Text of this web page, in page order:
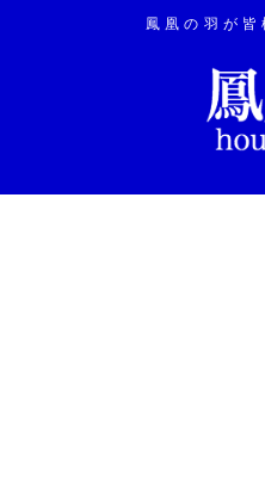
鳳凰の羽が皆